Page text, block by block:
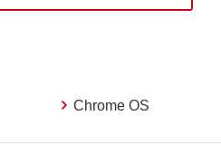
Chrome OS